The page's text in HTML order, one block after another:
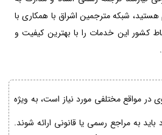
هستید، شبکه مترجمین اشراق با همکاری با
کشور این خدمات را با بهترین کیفیت و
در مواقع مختلفی مورد نیاز است، به ویژه
به مراجع رسمی یا قانونی ارائه شوند.